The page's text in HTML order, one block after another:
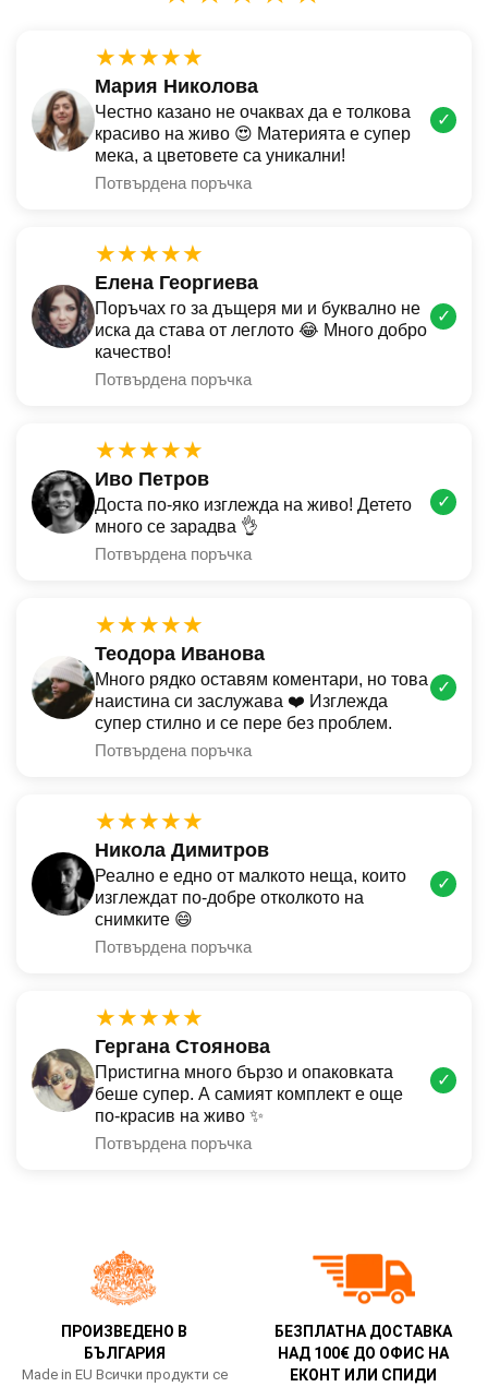
★★★★★
Мария Николова
Честно казано не очаквах да е толкова
красиво на живо 😍 Материята е супер
мека, а цветовете са уникални!
Потвърдена поръчка
✓
★★★★★
Елена Георгиева
Поръчах го за дъщеря ми и буквално не
иска да става от леглото 😂 Много добро
качество!
Потвърдена поръчка
✓
★★★★★
Иво Петров
Доста по-яко изглежда на живо! Детето
много се зарадва 👌
Потвърдена поръчка
✓
★★★★★
Теодора Иванова
Много рядко оставям коментари, но това
наистина си заслужава ❤️ Изглежда
супер стилно и се пере без проблем.
Потвърдена поръчка
✓
★★★★★
Никола Димитров
Реално е едно от малкото неща, които
изглеждат по-добре отколкото на
снимките 😄
Потвърдена поръчка
✓
★★★★★
Гергана Стоянова
Пристигна много бързо и опаковката
беше супер. А самият комплект е още
по-красив на живо ✨
Потвърдена поръчка
✓
ПРОИЗВЕДЕНО В
БЪЛГАРИЯ
Made in EU Всички продукти се
БЕЗПЛАТНА ДОСТАВКА
НАД 100€ ДО ОФИС НА
ЕКОНТ ИЛИ СПИДИ